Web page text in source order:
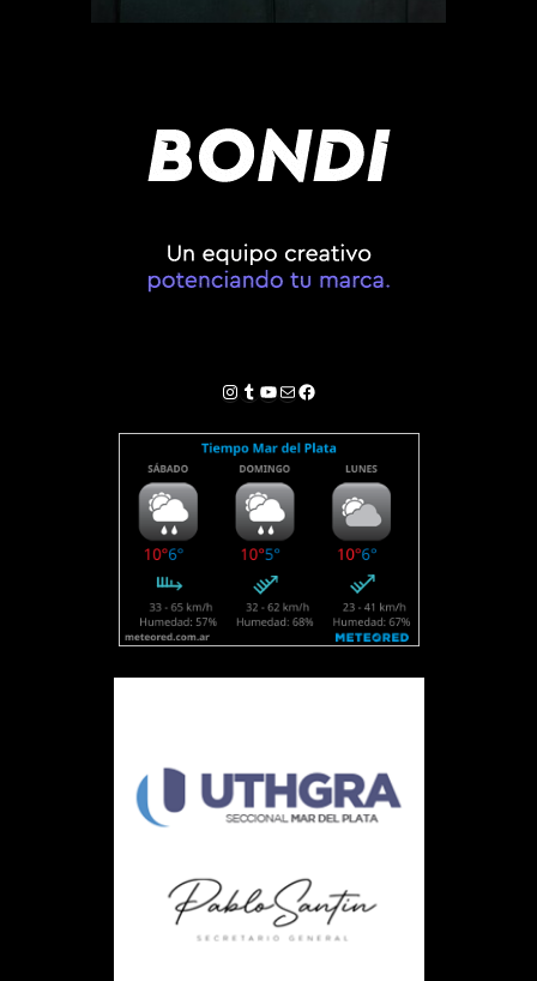
Instagram
Tumblr
YouTube
Correo electrónico
Facebook